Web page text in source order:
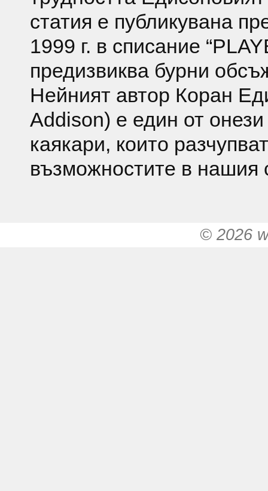
статия е публикувана
1999 г. в списание
предизвиква бурни
Нейният автор Коран
Addison) е един от
каякари, които
възможностите в нашия
© 2026